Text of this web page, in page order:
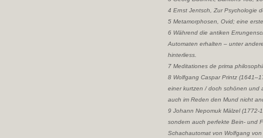
4 Ernst Jentsch, Zur Psychologie
5 Metamorphosen, Ovid; eine
6 Während die antiken
Automaten erhalten – unter
hinterliess.
7 Meditationes de prima
8 Wolfgang Caspar Printz
einer kurtzen / doch schönen und
auch im Reden den Mund nicht
9 Johann Nepomuk Mälzel
sondern auch perfekte Bein- und
Schachautomat von Wolfgang